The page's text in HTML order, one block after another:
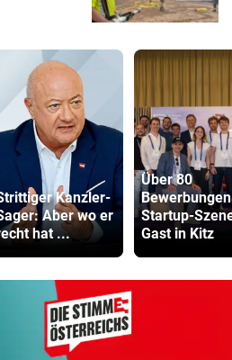
Kanzler-
Aber wo er
hat ...
Über 80
Startup-
Gast in Kitz